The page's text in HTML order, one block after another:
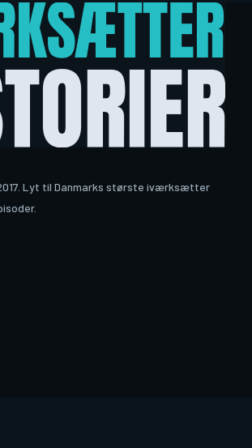
Lyt til Danmarks største iværksætter